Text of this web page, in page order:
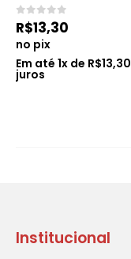
0de 5
R$13,30
no pix
Em até 1x de R$13,30
juros
Institucional